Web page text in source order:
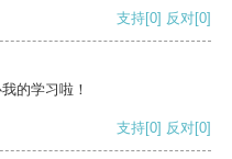
支持[0] 反对[0]
的学习啦！
支持[0] 反对[0]